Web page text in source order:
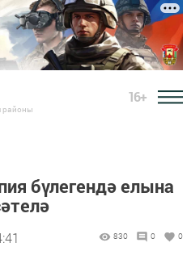
районы
16+
бүлегендә елына
830 0 0